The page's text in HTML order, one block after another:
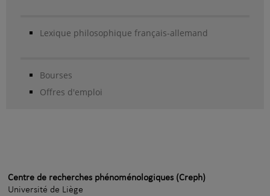
Lexique philosophique français-allemand
Bourses
Offres d'emploi
Centre de recherches phénoménologiques (Creph)
Université de Liège